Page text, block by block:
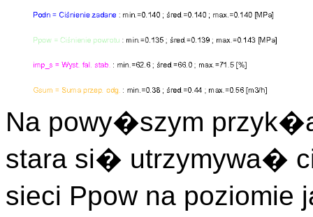
Na powy�szym
stara si� utrzymywa�
sieci Ppow na poziomie